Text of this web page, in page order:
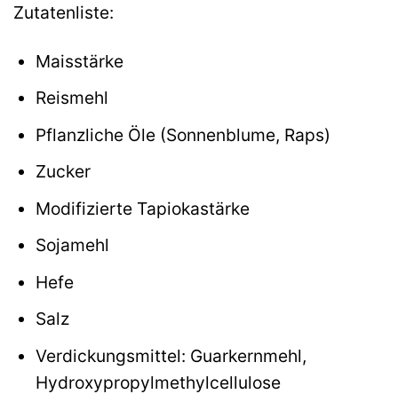
Zutatenliste:
Maisstärke
Reismehl
Pflanzliche Öle (Sonnenblume, Raps)
Zucker
Modifizierte Tapiokastärke
Sojamehl
Hefe
Salz
Verdickungsmittel: Guarkernmehl,
Hydroxypropylmethylcellulose